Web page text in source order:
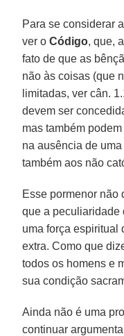
Para se considerar
ver oCódigo, que,
fato de que as
não às coisas (que
limitadas, ver cân.
devem ser
mas também
na ausência de
também aos não
Esse pormenor não
que a peculiaridade
uma força espiritual
extra. Como que
todos os homens e
sua condição
Ainda não é uma
continuar